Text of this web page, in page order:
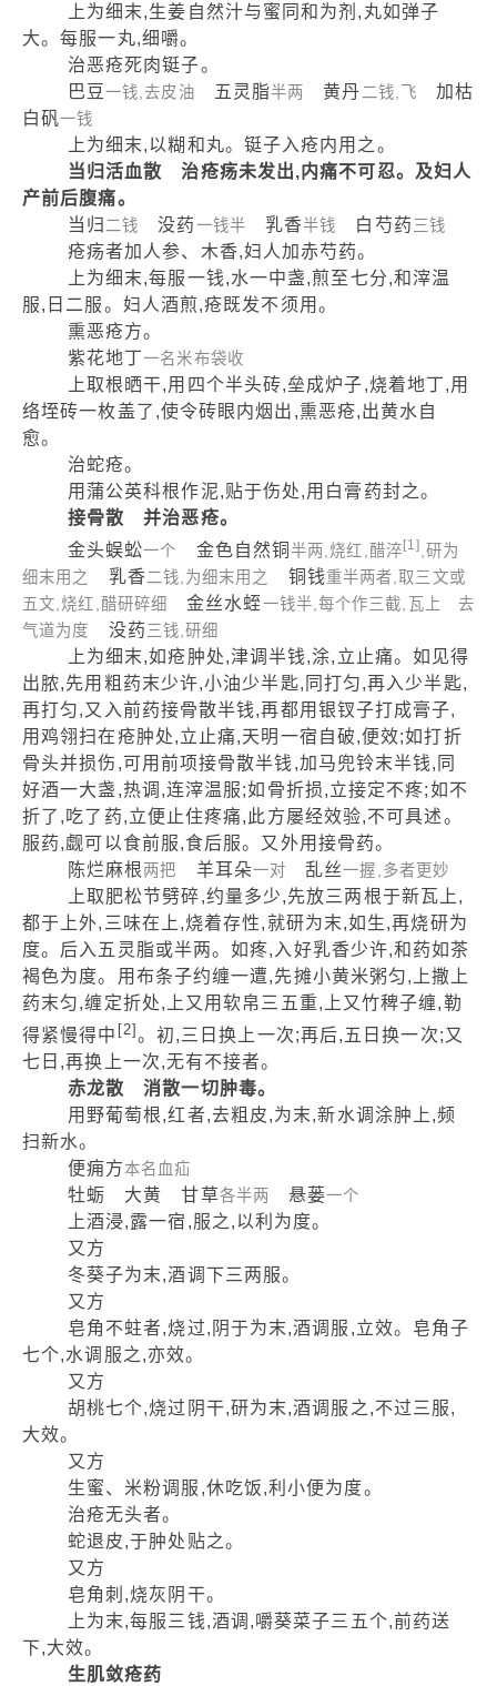
上为细末,生姜自然汁与蜜同和为剂,丸如弹子
大。每服一丸,细嚼。
治恶疮死肉铤子。
巴豆 一钱,去皮油 五灵脂半两 黄丹 二钱,飞 加枯
白矾一钱
上为细末,以糊和丸。铤子入疮内用之。
当归活血散 治疮疡未发出,内痛不可忍。及妇人
产前后腹痛。
当归 二钱 没药一钱半 乳香半钱 白芍药三钱
疮疡者加人参、木香,妇人加赤芍药。
上为细末,每服一钱,水一中盏,煎至七分,和滓温
服,日二服。妇人酒煎,疮既发不须用。
熏恶疮方。
紫花地丁一名米布袋收
上取根晒干,用四个半头砖,垒成炉子,烧着地丁,用
络垤砖一枚盖了,使令砖眼内烟出,熏恶疮,出黄水自
愈。
治蛇疮。
用蒲公英科根作泥,贴于伤处,用白膏药封之。
接骨散 并治恶疮。
金头蜈蚣一个 金色自然铜半两,烧红,醋淬 [1] ,研为
细末用之
乳香二钱,为细末用之 铜钱重半两者,取三文或
五文,烧红,醋研碎细
金丝水蛭一钱半,每个作三截,瓦上 去
气道为度
没药三钱,研细
上为细末,如疮肿处,津调半钱,涂,立止痛。如见得
出脓,先用粗药末少许,小油少半匙,同打匀,再入少半匙,
再打匀,又入前药接骨散半钱,再都用银钗子打成膏子,
用鸡翎扫在疮肿处,立止痛,天明一宿自破,便效;如打折
骨头并损伤,可用前项接骨散半钱,加马兜铃末半钱,同
好酒一大盏,热调,连滓温服;如骨折损,立接定不疼;如不
折了,吃了药,立便止住疼痛,此方屡经效验,不可具述。
服药,觑可以食前服,食后服。又外用接骨药。
陈烂麻根两把 羊耳朵一对 乱丝一握,多者更妙
上取肥松节劈碎,约量多少,先放三两根于新瓦上,
都于上外,三味在上,烧着存性,就研为末,如生,再烧研为
度。后入五灵脂或半两。如疼,入好乳香少许,和药如茶
褐色为度。用布条子约缠一遭,先摊小黄米粥匀,上撒上
药末匀,缠定折处,上又用软帛三五重,上又竹稗子缠,勒
得紧慢得中 [2] 。初,三日换上一次;再后,五日换一次;又
七日,再换上一次,无有不接者。
赤龙散 消散一切肿毒。
用野葡萄根,红者,去粗皮,为末,新水调涂肿上,频
扫新水。
便痈方本名血疝
牡蛎 大黄 甘草各半两 悬蒌一个
上酒浸,露一宿,服之,以利为度。
又方
冬葵子为末,酒调下三两服。
又方
皂角不蛀者,烧过,阴于为末,酒调服,立效。皂角子
七个,水调服之,亦效。
又方
胡桃七个,烧过阴干,研为末,酒调服之,不过三服,
大效。
又方
生蜜、米粉调服,休吃饭,利小便为度。
治疮无头者。
蛇退皮,于肿处贴之。
又方
皂角刺,烧灰阴干。
上为末,每服三钱,酒调,嚼葵菜子三五个,前药送
下,大效。
生肌敛疮药